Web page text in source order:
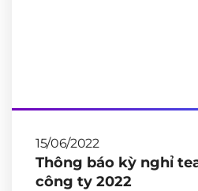
15/06/2022
Thông báo kỳ nghỉ
công ty 2022